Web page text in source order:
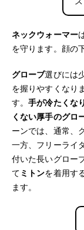
ネックウォーマー
を守ります。顔の
グローブ選びには
を握りやすくなり
す。手が冷たくな
くない厚手のグロ
ーンでは、通常、
一方、フリーライ
付いた長いグロー
て ミトンを着用す
ます。